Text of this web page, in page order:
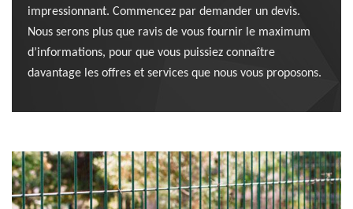
impressionnant. Commencez par demander un devis.
Nous serons plus que ravis de vous fournir le maximum
d’informations, pour que vous puissiez connaître
davantage les offres et services que nous vous proposons.